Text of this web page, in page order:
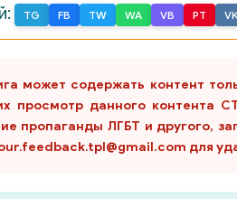
TG FB TW WA VB PT
может содержать контент
просмотр данного контента
пропаганды ЛГБТ и другого,
для